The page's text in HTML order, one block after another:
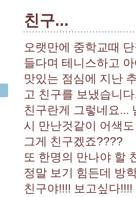
친구...
오랫만에 중학교때
들다며 테니스하고
맛있는 점심에 지난
고 친구를 보냈습니
친구란게 그렇네요...
시 만난것같이 어색
그게 친구겠죠????
또 한명의 만나야 할
정말 보기 힘든데 방
친구야!!!! 보고싶다!!!!